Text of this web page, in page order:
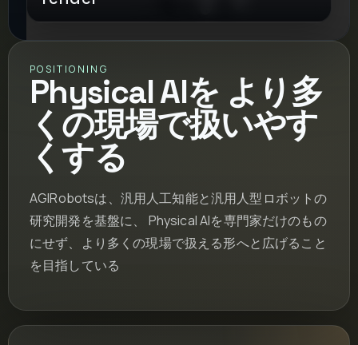
POSITIONING
Physical AIを より多
くの現場で扱いやす
くする
AGIRobotsは、汎用人工知能と汎用人型ロボットの
研究開発を基盤に、 Physical AIを専門家だけのもの
にせず、より多くの現場で扱える形へと広げること
を目指している